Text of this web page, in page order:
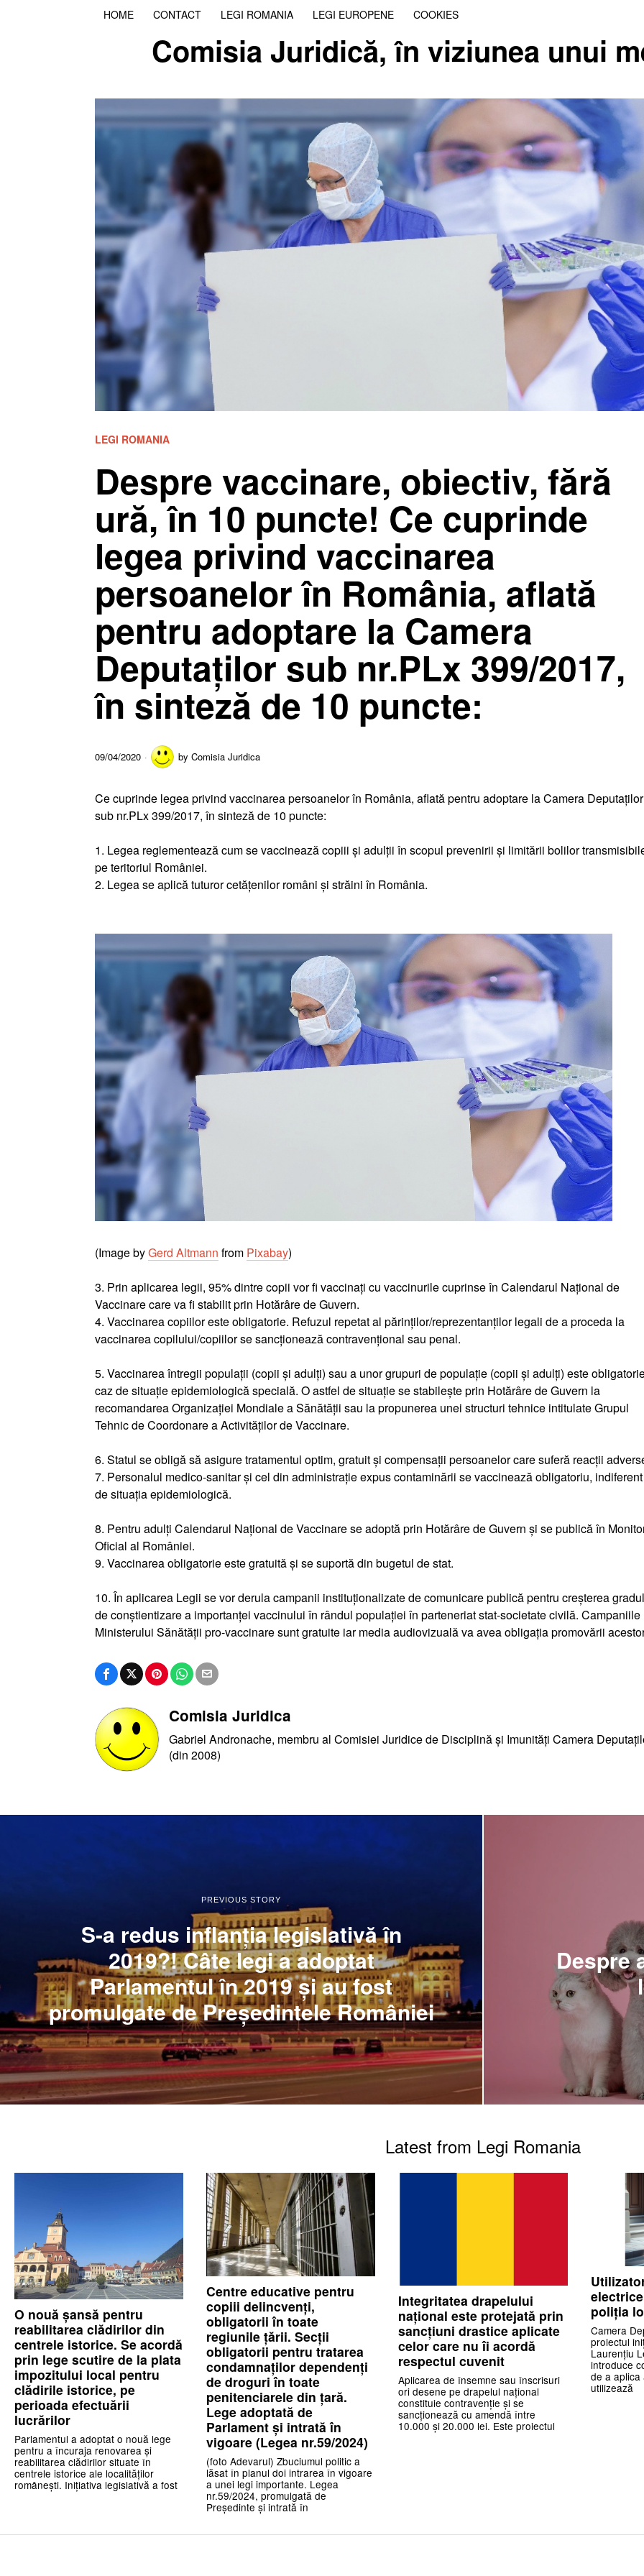
HOME CONTACT LEGI ROMANIA LEGI EUROPENE COOKIES
Comisia Juridică, în viziunea unui
LEGI ROMANIA
Despre vaccinare, obiectiv, fără
ură, în 10 puncte! Ce cuprinde
legea privind vaccinarea
persoanelor în România, aflată
pentru adoptare la Camera
Deputaților sub nr.PLx 399/2017,
în sinteză de 10 puncte:
09/04/2020 by Comisia Juridica
Ce cuprinde legea privind vaccinarea persoanelor în România, aflată pentru adoptare la Camera Deputaților
sub nr.PLx 399/2017, în sinteză de 10 puncte:
1. Legea reglementează cum se vaccinează copiii și adulții în scopul prevenirii și limitării bolilor
pe teritoriul României.
2. Legea se aplică tuturor cetățenilor români și străini în România.
(Image byGerd Altmann from Pixabay)
3. Prin aplicarea legii, 95% dintre copii vor fi vaccinați cu vaccinurile cuprinse în Calendarul Național de
Vaccinare care va fi stabilit prin Hotărâre de Guvern.
4. Vaccinarea copiilor este obligatorie. Refuzul repetat al părinților/reprezentanților legali de a proceda la
vaccinarea copilului/copiilor se sancționează contravențional sau penal.
5. Vaccinarea întregii populații (copii și adulți) sau a unor grupuri de populație (copii și adulți) este
caz de situație epidemiologică specială. O astfel de situație se stabilește prin Hotărâre de Guvern la
recomandarea Organizației Mondiale a Sănătății sau la propunerea unei structuri tehnice intitulate Grupul
Tehnic de Coordonare a Activităților de Vaccinare.
6. Statul se obligă să asigure tratamentul optim, gratuit și compensații persoanelor care suferă reacții
7. Personalul medico-sanitar și cel din administrație expus contaminării se vaccinează obligatoriu, indiferent
de situația epidemiologică.
8. Pentru adulți Calendarul Național de Vaccinare se adoptă prin Hotărâre de Guvern și se publică în
Oficial al României.
9. Vaccinarea obligatorie este gratuită și se suportă din bugetul de stat.
10. În aplicarea Legii se vor derula campanii instituționalizate de comunicare publică pentru creșterea
de conștientizare a importanței vaccinului în rândul populației în parteneriat stat-societate civilă. Campaniile
Ministerului Sănătății pro-vaccinare sunt gratuite iar media audiovizuală va avea obligația promovării
Comisia Juridica
Gabriel Andronache, membru al Comisiei Juridice de Disciplină și Imunități Camera
(din 2008)
PREVIOUS STORY
S-a redus inflanția legislativă în
2019?! Câte legi a adoptat
Parlamentul în 2019 și au fost
promulgate de Președintele României
Despre
Latest from Legi Romania
O nouă șansă pentru
reabilitarea clădirilor din
centrele istorice. Se acordă
prin lege scutire de la plata
impozitului local pentru
clădirile istorice, pe
perioada efectuării
lucrărilor
Parlamentul a adoptat o nouă lege
pentru a încuraja renovarea și
reabilitarea clădirilor situate în
centrele istorice ale localităților
românești. Inițiativa legislativă a fost
Centre educative pentru
copiii delincvenți,
obligatorii în toate
regiunile țării. Secții
obligatorii pentru tratarea
condamnaților dependenți
de droguri în toate
penitenciarele din țară.
Lege adoptată de
Parlament și intrată în
vigoare (Legea nr.59/2024)
(foto Adevarul) Zbuciumul politic a
lăsat în planul doi intrarea în vigoare
a unei legi importante. Legea
nr.59/2024, promulgată de
Președinte și intrată în
Integritatea drapelului
național este protejată prin
sancțiuni drastice aplicate
celor care nu îi acordă
respectul cuvenit
Aplicarea de însemne sau înscrisuri
ori desene pe drapelul național
constituie contravenție și se
sancționează cu amendă între
10.000 și 20.000 lei. Este proiectul
poliția
Camera
proiectul
Laurențiu
introduce
de a aplica
utilizează